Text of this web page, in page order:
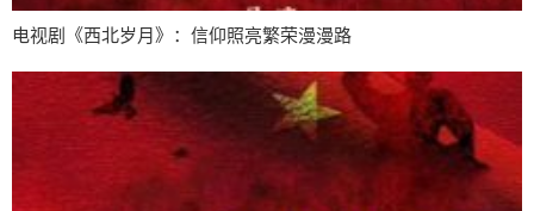
电视剧《西北岁月》：信仰照亮繁荣漫漫路